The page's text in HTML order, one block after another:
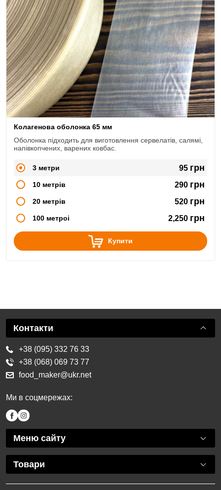
Колагенова оболонка 65 мм
Оболонка підходить для виготовлення сервелатів, салямі,
напівкопчених, варених ковбас.
3 метри 95 грн
10 метрів 290 грн
20 метрів 520 грн
100 метроі 2,250 грн
Купити
Меню сайту
Товари
Контакти
+38 (095) 332 76 33
+38 (068) 069 73 77
food_maker@ukr.net
Ми в соцмережах: